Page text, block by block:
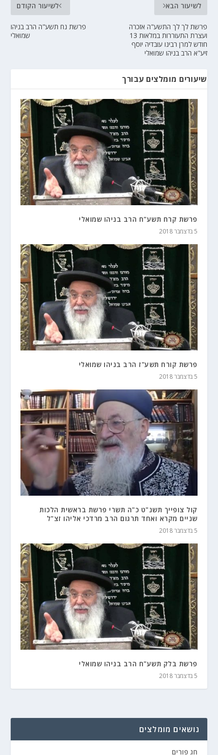
לשיעור הקודם
פרשת נח תשע"ה הרב בניהו
שמואלי
לשיעור הבא
פרשת לך לך התשע"ה אזכרה
ועצרת התעוררות במלאות 13
חודש למרן רבינו עובדיה יוסף
זיע"א הרב בניהו שמואלי
שיעורים מומלצים עבורך
פרשת קרח תשע"ח הרב בניהו שמואלי
5 בדצמבר 2018
פרשת קורח תשע"ז הרב בניהו שמואלי
5 בדצמבר 2018
קול צופייך תשנ"ט כ"ה תשרי פרשת בראשית הלכות
שניים מקרא ואחד תרגום הרב מרדכי אליהו זצ"ל
5 בדצמבר 2018
פרשת בלק תשע"ח הרב בניהו שמואלי
5 בדצמבר 2018
נושאים מומלצים
חג פורים